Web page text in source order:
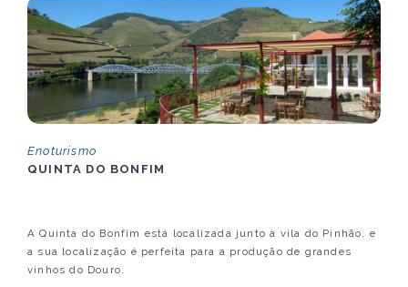
Enoturismo
QUINTA DO BONFIM
A Quinta do Bonfim está localizada junto à vila do Pinhão, e
a sua localização é perfeita para a produção de grandes
vinhos do Douro.